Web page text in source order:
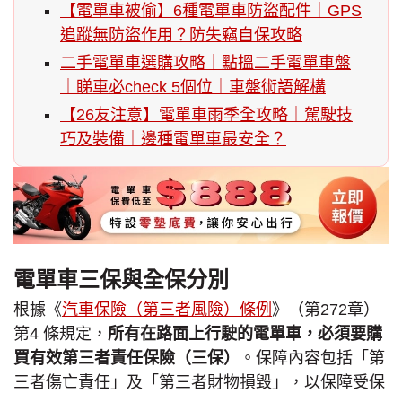
【電單車被偷】6種電單車防盜配件｜GPS
追蹤無防盜作用？防失竊自保攻略
二手電單車選購攻略｜點搵二手電單車盤
｜睇車必check 5個位｜車盤術語解構
【26友注意】電單車雨季全攻略｜駕駛技
巧及裝備｜邊種電單車最安全？
電單車三保與全保分別
根據《汽車保險（第三者風險）條例 》（第272章）
第4 條規定， 所有在路面上行駛的電單車，必須要購
買有效第三者責任保險（三保）
。保障內容包括「第
三者傷亡責任」及「第三者財物損毀」，以保障受保